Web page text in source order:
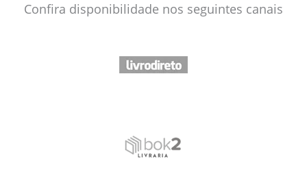
Confira disponibilidade nos seguintes canais